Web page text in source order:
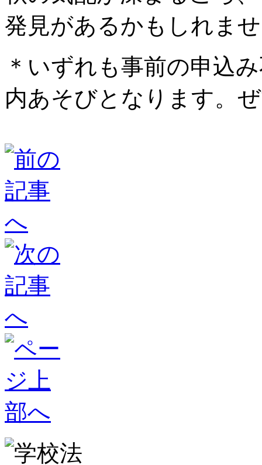
発見があるかもしれま
＊いずれも事前の申込
内あそびとなります。